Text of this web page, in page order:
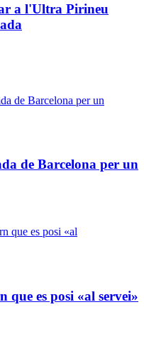
a l'Ultra Pirineu
de Barcelona per un
que es posi «al servei»